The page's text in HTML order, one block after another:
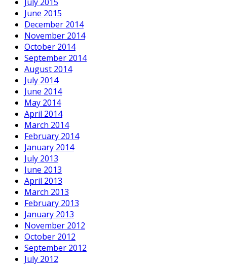
June 2015
December 2014
November 2014
October 2014
September 2014
August 2014
July 2014
June 2014
May 2014
April 2014
March 2014
February 2014
January 2014
July 2013
June 2013
April 2013
March 2013
February 2013
January 2013
November 2012
October 2012
September 2012
July 2012